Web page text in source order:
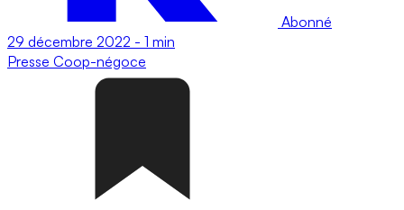
Abonné
29 décembre 2022 - 1 min
Presse Coop-négoce